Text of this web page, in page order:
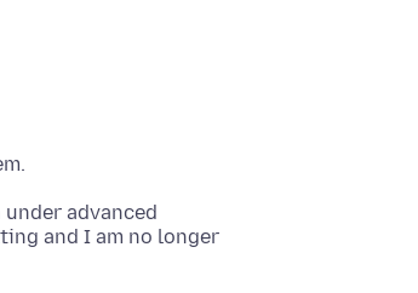
advanced
and I am no longer